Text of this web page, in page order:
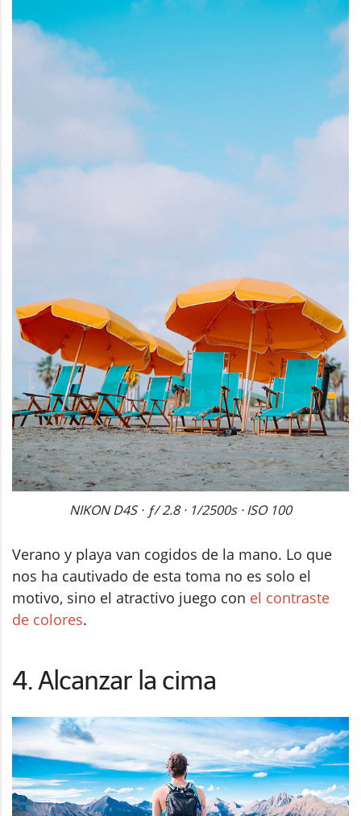
NIKON D4S · ƒ/ 2.8 · 1/2500s · ISO 100
Verano y playa van cogidos de la mano. Lo que
nos ha cautivado de esta toma no es solo el
motivo, sino el atractivo juego con el contraste
de colores.
4. Alcanzar la cima